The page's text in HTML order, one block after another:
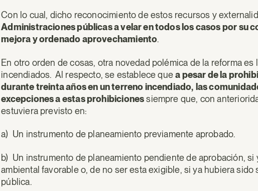
Con lo cual, dicho reconocimiento de estos recursos y
Administraciones públicas a velar en todos los casos por su
mejora y ordenado aprovechamiento.
En otro orden de cosas, otra novedad polémica de la reforma
incendiados. Al respecto, se establece quea pesar de la
durante treinta años en un terreno incendiado, las
excepciones a estas prohibicionessiempre que, con
estuviera previsto en:
a) Un instrumento de planeamiento previamente aprobado.
b) Un instrumento de planeamiento pendiente de aprobación,
ambiental favorable o, de no ser esta exigible, si ya hubiera
pública.